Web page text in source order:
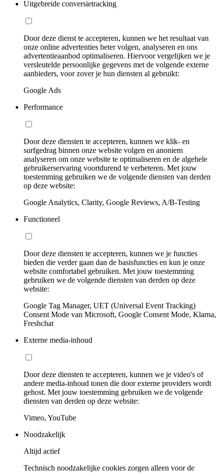
Uitgebreide conversietracking
Door deze dienst te accepteren, kunnen we het resultaat van
onze online advertenties beter volgen, analyseren en ons
advertentieaanbod optimaliseren. Hiervoor vergelijken we je
versleutelde persoonlijke gegevens met de volgende externe
aanbieders, voor zover je hun diensten al gebruikt:
Google Ads
Performance
Door deze diensten te accepteren, kunnen we klik- en
surfgedrag binnen onze website volgen en anoniem
analyseren om onze website te optimaliseren en de algehele
gebruikerservaring voortdurend te verbeteren. Met jouw
toestemming gebruiken we de volgende diensten van derden
op deze website:
Google Analytics, Clarity, Google Reviews, A/B-Testing
Functioneel
Door deze diensten te accepteren, kunnen we je functies
bieden die verder gaan dan de basisfuncties en kun je onze
website comfortabel gebruiken. Met jouw toestemming
gebruiken we de volgende diensten van derden op deze
website:
Google Tag Manager, UET (Universal Event Tracking)
Consent Mode van Microsoft, Google Consent Mode, Klarna,
Freshchat
Externe media-inhoud
Door deze diensten te accepteren, kunnen we je video's of
andere media-inhoud tonen die door externe providers wordt
gehost. Met jouw toestemming gebruiken we de volgende
diensten van derden op deze website:
Vimeo, YouTube
Noodzakelijk
Altijd actief
Technisch noodzakelijke cookies zorgen alleen voor de